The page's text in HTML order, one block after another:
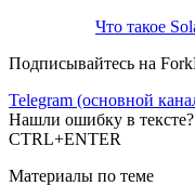
Что такое
Подписывайтесь на
Telegram (основной
Нашли ошибку в
CTRL+ENTER
Материалы по теме